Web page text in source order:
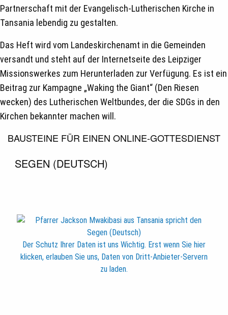
Partnerschaft mit der Evangelisch-Lutherischen Kirche in
Tansania lebendig zu gestalten.
Das Heft wird vom Landeskirchenamt in die Gemeinden
versandt und steht auf der Internetseite des Leipziger
Missionswerkes zum Herunterladen zur Verfügung. Es ist ein
Beitrag zur Kampagne „Waking the Giant“ (Den Riesen
wecken) des Lutherischen Weltbundes, der die SDGs in den
Kirchen bekannter machen will.
BAUSTEINE FÜR EINEN ONLINE-GOTTESDIENST
SEGEN (DEUTSCH)
Der Schutz Ihrer Daten ist uns Wichtig. Erst wenn Sie hier
klicken, erlauben Sie uns, Daten von Dritt-Anbieter-Servern
zu laden.